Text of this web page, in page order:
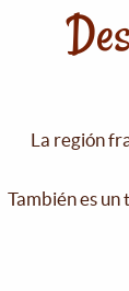
La región
También es